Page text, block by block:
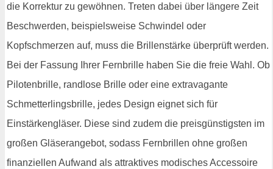
die Korrektur zu gewöhnen. Treten dabei über längere Zeit
Beschwerden, beispielsweise Schwindel oder
Kopfschmerzen auf, muss die Brillenstärke überprüft werden.
Bei der Fassung Ihrer Fernbrille haben Sie die freie Wahl. Ob
Pilotenbrille, randlose Brille oder eine extravagante
Schmetterlingsbrille, jedes Design eignet sich für
Einstärkengläser. Diese sind zudem die preisgünstigsten im
großen Gläserangebot, sodass Fernbrillen ohne großen
finanziellen Aufwand als attraktives modisches Accessoire